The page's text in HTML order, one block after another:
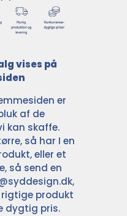
vises på
er
af de
kan skaffe.
så har I en
eller et
så send en
,
produkt
dygtig pris.